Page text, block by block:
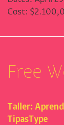
Cost:
Free
Taller:
TipasType